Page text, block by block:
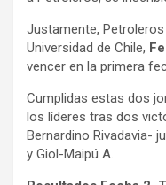
Justamente,
Universidad de Chile,
vencer en la primera
Cumplidas estas dos
los líderes tras dos
Bernardino Rivadavia-
y Giol-Maipú A.